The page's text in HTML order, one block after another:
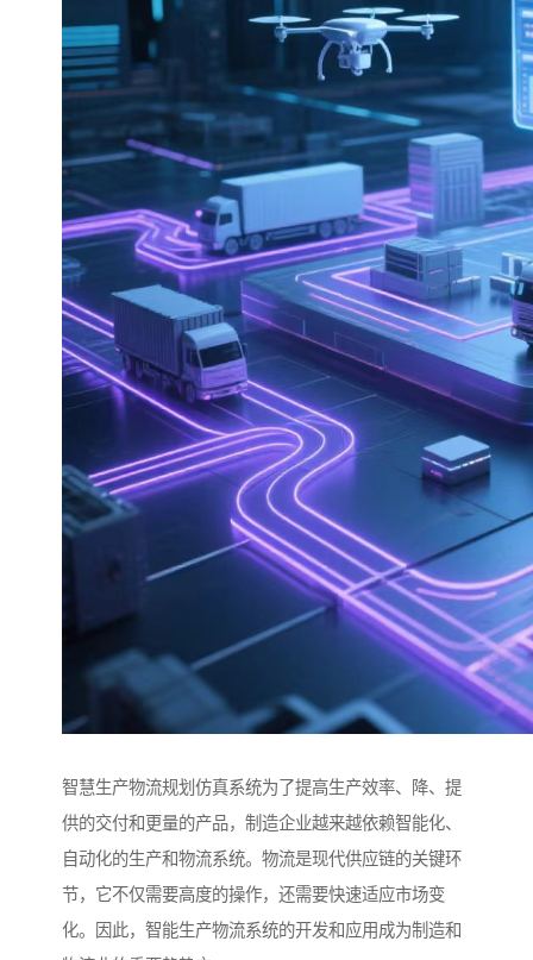
智慧生产物流规划仿真系统为了提高生产效率、降、提
供的交付和更量的产品，制造企业越来越依赖智能化、
自动化的生产和物流系统。物流是现代供应链的关键环
节，它不仅需要高度的操作，还需要快速适应市场变
化。因此，智能生产物流系统的开发和应用成为制造和